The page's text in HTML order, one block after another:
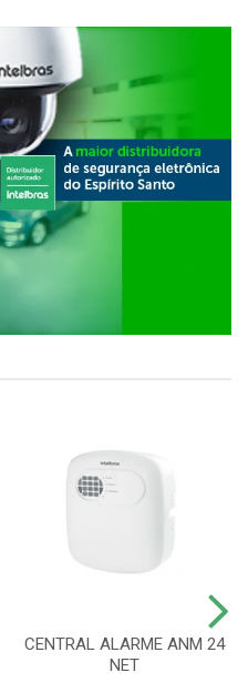
CENTRAL ALARME ANM 24
NET